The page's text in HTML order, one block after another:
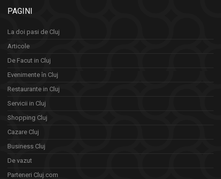
PAGINI
La doi pasi de Cluj
Articole
De Facut in Cluj
Evenimente în Cluj
Restaurante in Cluj
Servicii in Cluj
Shopping Cluj
Cazare Cluj
Business Cluj
De vazut
Parteneri Cluj.com